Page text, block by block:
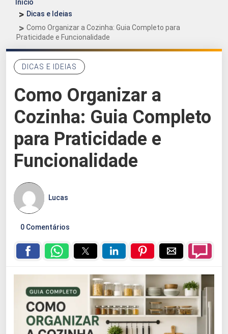
Início
Dicas e Ideias
Como Organizar a Cozinha: Guia Completo para
Praticidade e Funcionalidade
DICAS E IDEIAS
Como Organizar a
Cozinha: Guia Completo
para Praticidade e
Funcionalidade
Lucas
0 Comentários